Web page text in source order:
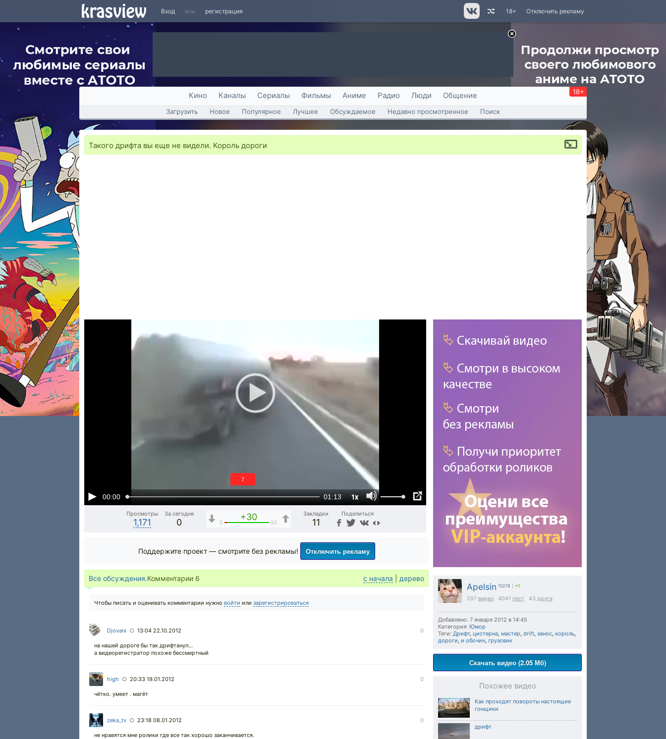
Вход или регистрация Отключить рекламу
18+
Кино Каналы Сериалы Фильмы Аниме Радио Люди Общение 18+
Загрузить Новое Популярное Лучшее Обсуждаемое Недавно просмотренное Поиск
Такого дрифта вы еще не видели. Король дороги
00:00 01:13 1x
6
Просмотры
1,171
За сегодня
0
+30
5 35
Закладки
11
Поделиться
Apelsin 15278 +1
297 видео 4041 пост 43 друга
Добавлено: 7 января 2012 в 14:45
Категория: Юмор
Теги: Дрифт, цистерна, мастер, drift, занос, король,
дороги, и обочин, грузовик
Скачать видео (2.05 Мб)
Похожее видео
Как проходят повороты настоящие
гонщики
дрифт
Поддержите проект — смотрите без рекламы! Отключить рекламу
Все обсуждения.Комментарии 6 с начала дерево
Чтобы писать и оценивать комментарии нужно войти или зарегистрироваться
Djovani ○ 13:04 22.10.2012 0
на нашей дороге бы так дрифтанул...
а видеорегистратор похоже бессмертный
high ○ 20:33 19.01.2012 0
чётко. умеет . магёт
zeka_tv ○ 23:18 08.01.2012 0
не нравятся мне ролики где все так хорошо заканчивается.